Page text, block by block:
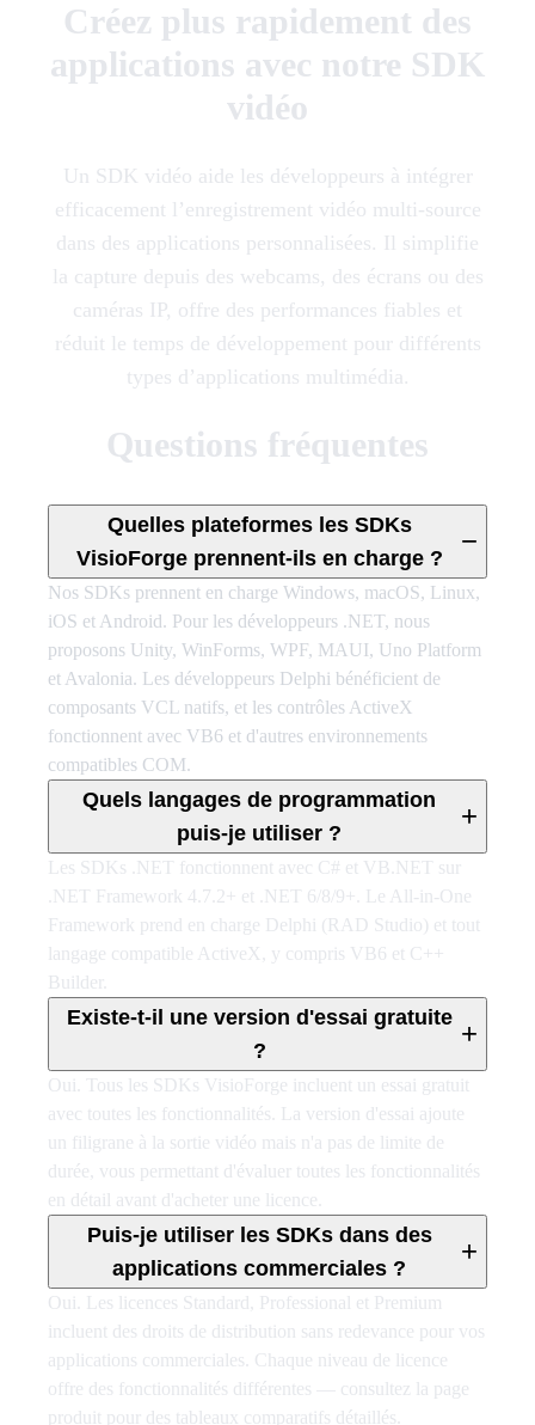
Créez plus rapidement des
applications avec notre SDK
vidéo
Un SDK vidéo aide les développeurs à intégrer
efficacement l’enregistrement vidéo multi-source
dans des applications personnalisées. Il simplifie
la capture depuis des webcams, des écrans ou des
caméras IP, offre des performances fiables et
réduit le temps de développement pour différents
types d’applications multimédia.
Questions fréquentes
Quelles plateformes les SDKs
VisioForge prennent-ils en charge ?
−
Nos SDKs prennent en charge Windows, macOS, Linux,
iOS et Android. Pour les développeurs .NET, nous
proposons Unity, WinForms, WPF, MAUI, Uno Platform
et Avalonia. Les développeurs Delphi bénéficient de
composants VCL natifs, et les contrôles ActiveX
fonctionnent avec VB6 et d'autres environnements
compatibles COM.
Quels langages de programmation
puis-je utiliser ?
+
Les SDKs .NET fonctionnent avec C# et VB.NET sur
.NET Framework 4.7.2+ et .NET 6/8/9+. Le All-in-One
Framework prend en charge Delphi (RAD Studio) et tout
langage compatible ActiveX, y compris VB6 et C++
Builder.
Existe-t-il une version d'essai gratuite
?
+
Oui. Tous les SDKs VisioForge incluent un essai gratuit
avec toutes les fonctionnalités. La version d'essai ajoute
un filigrane à la sortie vidéo mais n'a pas de limite de
durée, vous permettant d'évaluer toutes les fonctionnalités
en détail avant d'acheter une licence.
Puis-je utiliser les SDKs dans des
applications commerciales ?
+
Oui. Les licences Standard, Professional et Premium
incluent des droits de distribution sans redevance pour vos
applications commerciales. Chaque niveau de licence
offre des fonctionnalités différentes — consultez la page
produit pour des tableaux comparatifs détaillés.